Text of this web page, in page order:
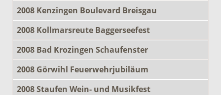
2008 Kenzingen Boulevard Breisgau
2008 Kollmarsreute Baggerseefest
2008 Bad Krozingen Schaufenster
2008 Görwihl Feuerwehrjubiläum
2008 Staufen Wein- und Musikfest